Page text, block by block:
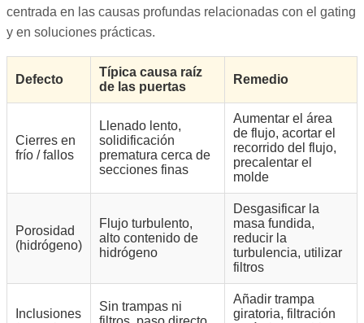
centrada en las causas profundas relacionadas con el gating
y en soluciones prácticas.
Defecto
Típica causa raíz
de las puertas
Remedio
Cierres en
frío / fallos
Llenado lento,
solidificación
prematura cerca de
secciones finas
Aumentar el área
de flujo, acortar el
recorrido del flujo,
precalentar el
molde
Porosidad
(hidrógeno)
Flujo turbulento,
alto contenido de
hidrógeno
Desgasificar la
masa fundida,
reducir la
turbulencia, utilizar
filtros
Inclusiones
Sin trampas ni
Añadir trampa
giratoria, filtración